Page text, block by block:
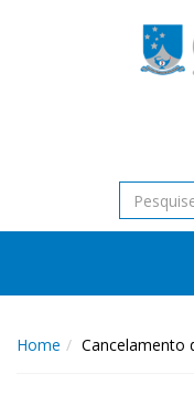
Home Cancelamento